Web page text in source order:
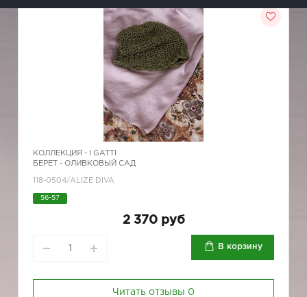
КОЛЛЕКЦИЯ -
I GATTI
БЕРЕТ - ОЛИВКОВЫЙ САД
118-0504/ALIZE DIVA
56-57
2 370 руб
В корзину
Читать отзывы 0